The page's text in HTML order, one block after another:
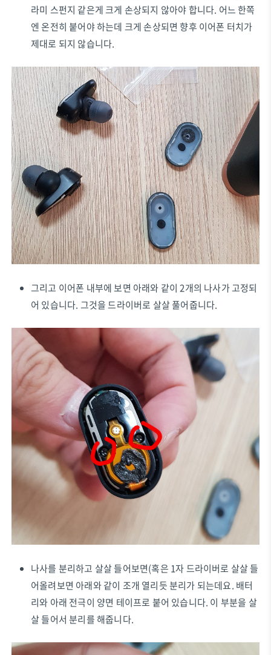
라미 스펀지 같은게 크게 손상되지 않아야 합니다. 어느 한쪽
엔 온전히 붙어야 하는데 크게 손상되면 향후 이어폰 터치가
제대로 되지 않습니다.
그리고 이어폰 내부에 보면 아래와 같이 2개의 나사가 고정되
어 있습니다. 그것을 드라이버로 살살 풀어줍니다.
나사를 분리하고 살살 들어보면(혹은 1자 드라이버로 살살 들
어올려보면 아래와 같이 조개 열리듯 분리가 되는데요. 배터
리와 아래 전극이 양면 테이프로 붙어 있습니다. 이 부분을 살
살 들어서 분리를 해줍니다.